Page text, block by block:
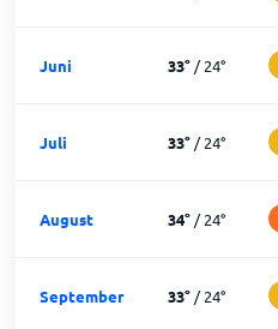
Juni 33°/24°
Juli 33°/24°
August 34°/24°
September 33°/24°